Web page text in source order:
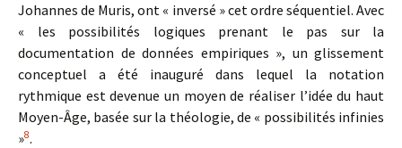
Johannes de Muris, ont « inversé » cet ordre séquentiel. Avec
« les possibilités logiques prenant le pas sur la
documentation de données empiriques », un glissement
conceptuel a été inauguré dans lequel la notation
rythmique est devenue un moyen de réaliser l’idée du haut
Moyen-Âge, basée sur la théologie, de « possibilités infinies
»8.